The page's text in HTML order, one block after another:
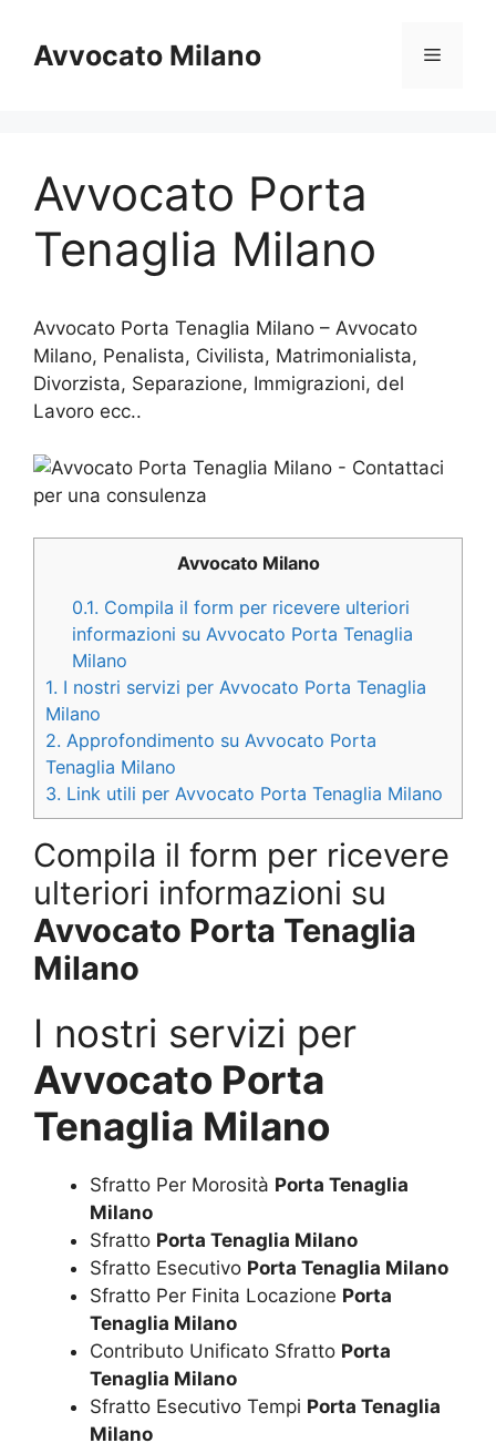
contenuto
Avvocato Milano Menu
Avvocato Porta
Tenaglia Milano
Avvocato Porta Tenaglia Milano – Avvocato
Milano, Penalista, Civilista, Matrimonialista,
Divorzista, Separazione, Immigrazioni, del
Lavoro ecc..
Avvocato Milano
0.1. Compila il form per ricevere ulteriori
informazioni su Avvocato Porta Tenaglia
Milano
1. I nostri servizi per Avvocato Porta Tenaglia
Milano
2. Approfondimento su Avvocato Porta
Tenaglia Milano
3. Link utili per Avvocato Porta Tenaglia Milano
Compila il form per ricevere
ulteriori informazioni su
Avvocato Porta Tenaglia
Milano
I nostri servizi per
Avvocato Porta
Tenaglia Milano
Sfratto Per Morosità Porta Tenaglia
Milano
Sfratto Porta Tenaglia Milano
Sfratto Esecutivo Porta Tenaglia Milano
Sfratto Per Finita Locazione Porta
Tenaglia Milano
Contributo Unificato Sfratto Porta
Tenaglia Milano
Sfratto Esecutivo Tempi Porta Tenaglia
Milano